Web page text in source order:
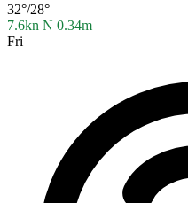
32°/28°
7.6kn N 0.34m
Fri